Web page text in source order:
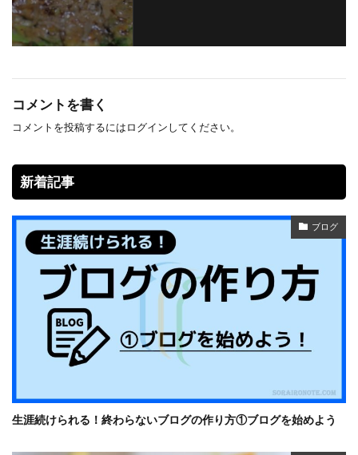
コメントを書く
コメントを投稿するにはログインしてください。
新着記事
ブログ
生涯続けられる！終わらないブログの作り方①ブログを始めよう